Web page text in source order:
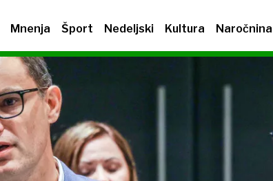
Mnenja Šport Nedeljski Kultura Naročnina